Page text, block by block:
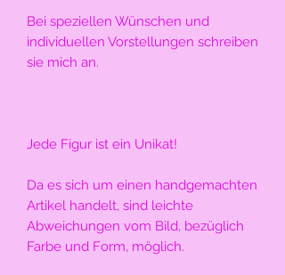
Bei speziellen Wünschen und
individuellen Vorstellungen schreiben
sie mich an.
Jede Figur ist ein Unikat!
Da es sich um einen handgemachten
Artikel handelt, sind leichte
Abweichungen vom Bild, bezüglich
Farbe und Form, möglich.